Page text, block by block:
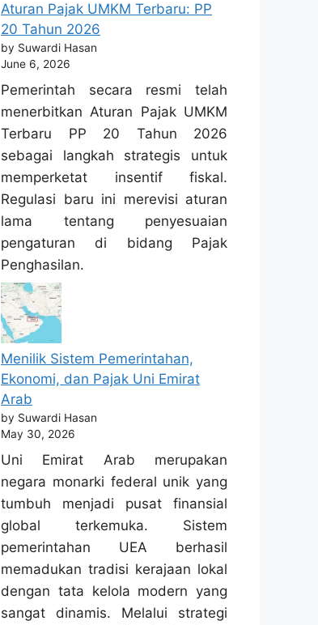
Aturan Pajak UMKM Terbaru: PP
20 Tahun 2026
by Suwardi Hasan
June 6, 2026
Pemerintah secara resmi telah
menerbitkan Aturan Pajak UMKM
Terbaru PP 20 Tahun 2026
sebagai langkah strategis untuk
memperketat insentif fiskal.
Regulasi baru ini merevisi aturan
lama tentang penyesuaian
pengaturan di bidang Pajak
Penghasilan.
Menilik Sistem Pemerintahan,
Ekonomi, dan Pajak Uni Emirat
Arab
by Suwardi Hasan
May 30, 2026
Uni Emirat Arab merupakan
negara monarki federal unik yang
tumbuh menjadi pusat finansial
global terkemuka. Sistem
pemerintahan UEA berhasil
memadukan tradisi kerajaan lokal
dengan tata kelola modern yang
sangat dinamis. Melalui strategi